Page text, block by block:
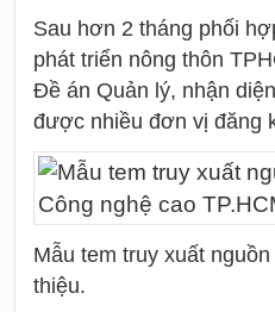
Sau hơn 2 tháng phối
phát triển nông thôn
Đề án Quản lý, nhận
được nhiều đơn vị đăng
Mẫu tem truy xuất
thiệu.